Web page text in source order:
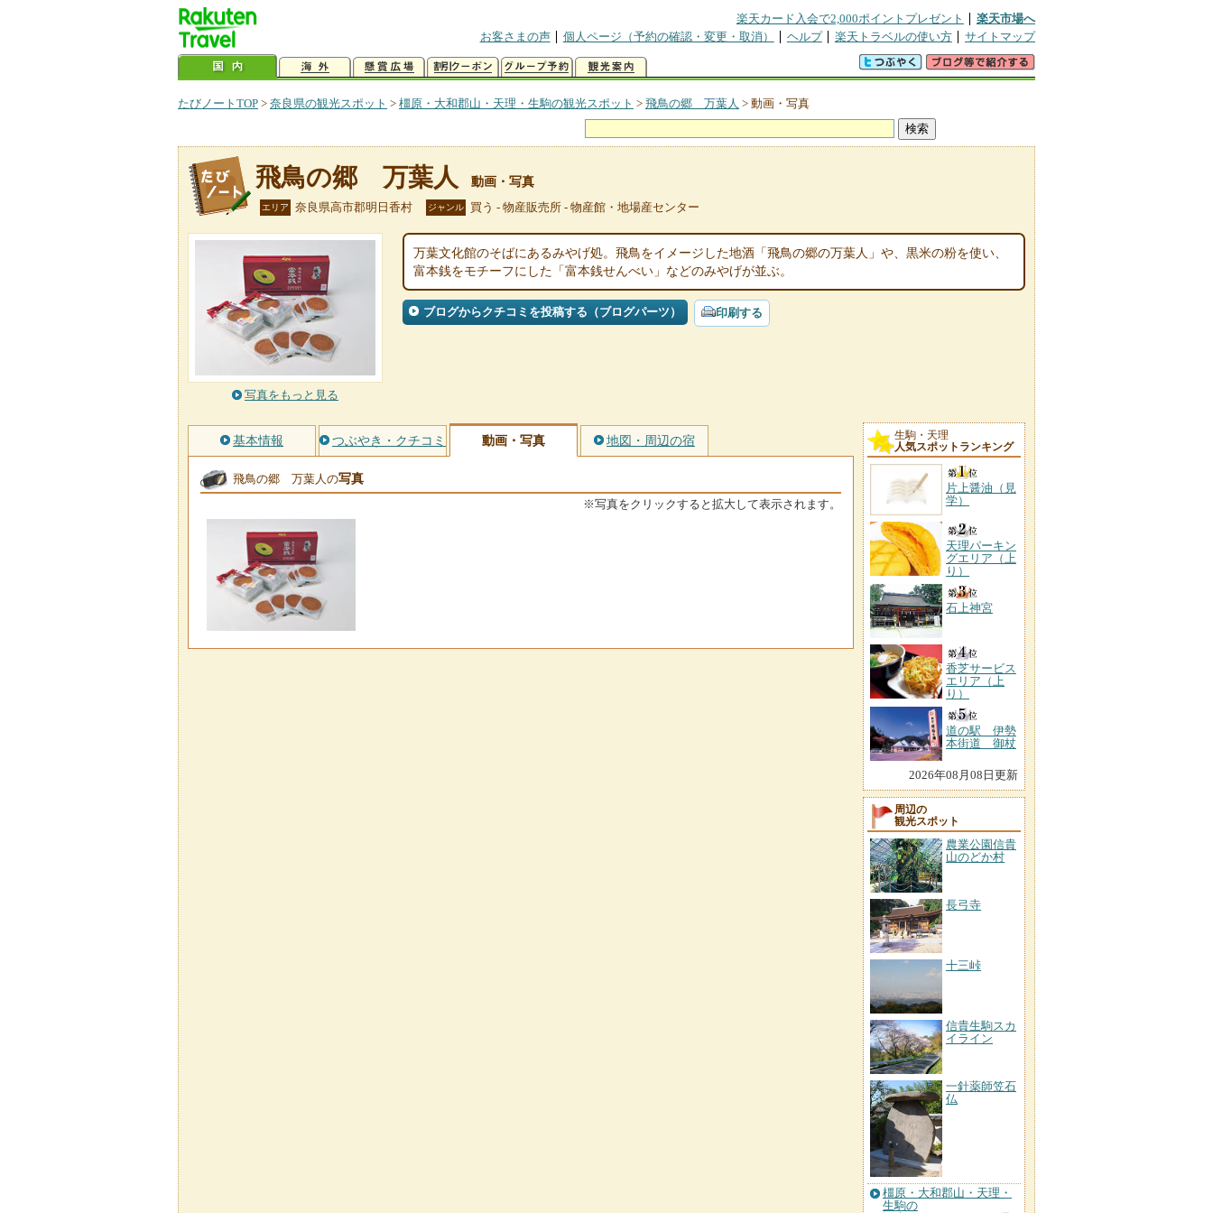
楽天カード入会で2,000ポイントプレゼント
楽天市場へ
お客さまの声
個人ページ（予約の確認・変更・取消） ヘルプ 楽天トラベルの使い方 サイトマップ
たびノートTOP > 奈良県の観光スポット > 橿原・大和郡山・天理・生駒の観光スポット > 飛鳥の郷 万葉人 > 動画・写真
飛鳥の郷 万葉人 動画・写真
エリア 奈良県高市郡明日香村 ジャンル 買う - 物産販売所 - 物産館・地場産センター
写真をもっと見る
万葉文化館のそばにあるみやげ処。飛鳥をイメージした地酒「飛鳥の郷の万葉人」や、黒米の粉を使い、
富本銭をモチーフにした「富本銭せんべい」などのみやげが並ぶ。
ブログからクチコミを投稿する（ブログパーツ） 印刷する
基本情報 つぶやき・クチコミ 動画・写真 地図・周辺の宿
飛鳥の郷 万葉人の写真
※写真をクリックすると拡大して表示されます。
生駒・天理
人気スポットランキング
片上醤油（見
学）
天理パーキン
グエリア（上
り）
石上神宮
香芝サービス
エリア（上
り）
道の駅 伊勢
本街道 御杖
2026年08月08日更新
周辺の
観光スポット
農業公園信貴
山のどか村
長弓寺
十三峠
信貴生駒スカ
イライン
一針薬師笠石
仏
橿原・大和郡山・天理・
生駒の